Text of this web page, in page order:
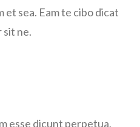
sea. Eam te cibo dicat
ne.
esse dicunt perpetua,